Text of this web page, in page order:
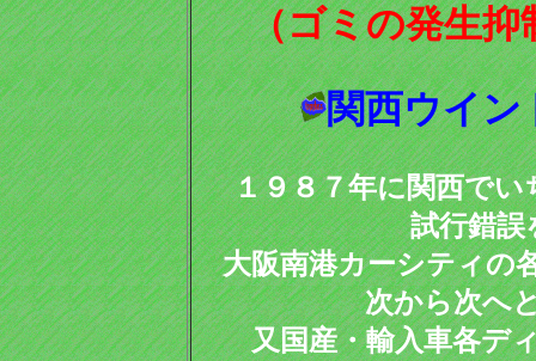
（ゴミの発生抑
関西ウイン
１９８７年に関西で
試行錯誤
大阪南港カーシティの
次から次へ
又国産・輸入車各デ